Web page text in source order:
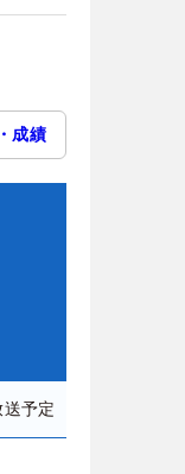
成績
予定